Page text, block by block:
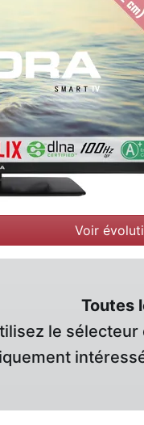
Voir
Toutes
le sélecteur